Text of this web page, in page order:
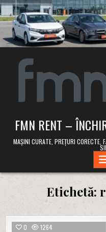
Skip
to
content
FMN RENT –
MAȘINI CURATE, PREȚURI CORECTE,
Etichetă:
0 1264